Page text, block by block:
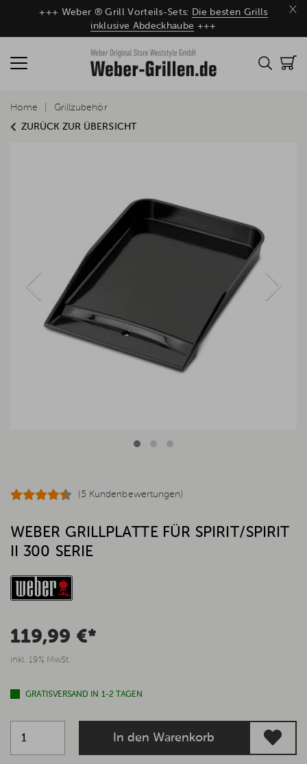
×
+++ Weber ® Grill Vorteils-Sets: Die besten Grills
inklusive Abdeckhaube +++
ZURÜCK ZUR ÜBERSICHT
Home Grillzubehör
(5 Kundenbewertungen)
WEBER GRILLPLATTE FÜR SPIRIT/SPIRIT
II 300 SERIE
119,99 €*
inkl. 19% MwSt.
GRATISVERSAND IN 1-2 TAGEN
In den Warenkorb